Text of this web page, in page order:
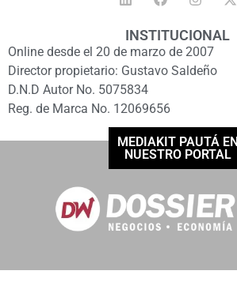
INSTITUCIONAL
Online desde el 20 de marzo de 2007
Director propietario: Gustavo Saldeño
D.N.D Autor No. 5075834
Reg. de Marca No. 12069656
MEDIAKIT PAUTÁ EN
NUESTRO PORTAL